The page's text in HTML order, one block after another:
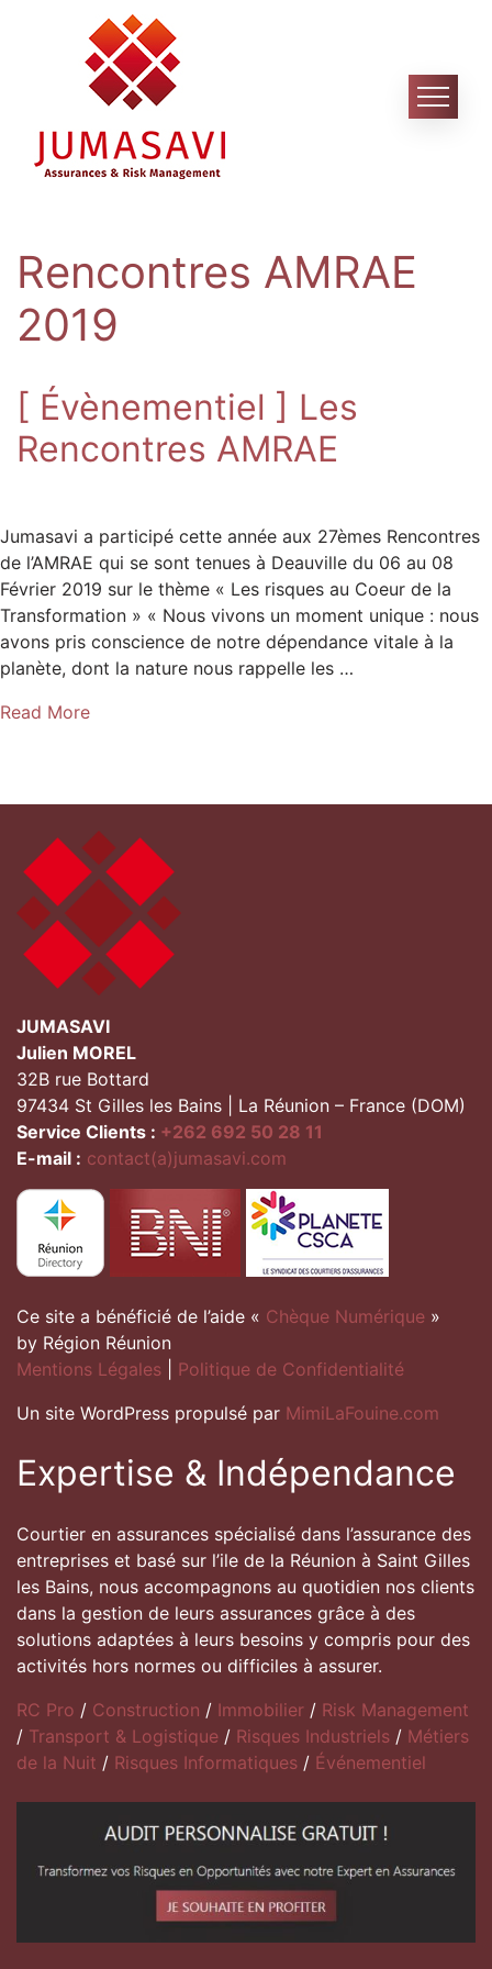
Rencontres AMRAE
2019
[ Évènementiel ] Les
Rencontres AMRAE
Jumasavi a participé cette année aux 27èmes Rencontres
de l’AMRAE qui se sont tenues à Deauville du 06 au 08
Février 2019 sur le thème « Les risques au Coeur de la
Transformation » « Nous vivons un moment unique : nous
avons pris conscience de notre dépendance vitale à la
planète, dont la nature nous rappelle les …
Read More
JUMASAVI
Julien MOREL
32B rue Bottard
97434 St Gilles les Bains | La Réunion – France (DOM)
Service Clients : +262 692 50 28 11
E-mail : contact(a)jumasavi.com
Ce site a bénéficié de l’aide « Chèque Numérique »
by Région Réunion
Mentions Légales
Politique de Confidentialité
Un site WordPress propulsé par MimiLaFouine.com
Expertise & Indépendance
Courtier en assurances spécialisé dans l’assurance des
entreprises et basé sur l’ile de la Réunion à Saint Gilles
les Bains, nous accompagnons au quotidien nos clients
dans la gestion de leurs assurances grâce à des
solutions adaptées à leurs besoins y compris pour des
activités hors normes ou difficiles à assurer.
RC Pro / Construction / Immobilier / Risk Management
/ Transport & Logistique / Risques Industriels / Métiers
de la Nuit / Risques Informatiques / Événementiel